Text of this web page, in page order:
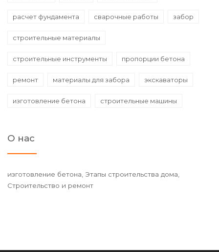
расчет фундамента сварочные работы забор
строительные материалы
строительные инструменты пропорции бетона
ремонт материалы для забора экскаваторы
изготовление бетона строительные машины
О нас
изготовление бетона, Этапы строительства дома,
Строительство и ремонт